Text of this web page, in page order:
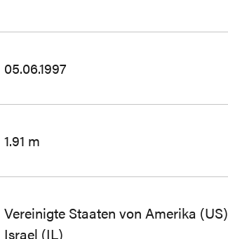
05.06.1997
1.91 m
Vereinigte Staaten von Amerika (US)
Israel (IL)